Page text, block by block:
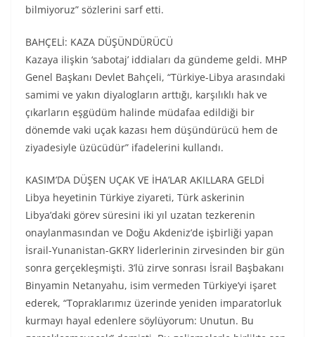
bilmiyoruz” sözlerini sarf etti.
BAHÇELİ: KAZA DÜŞÜNDÜRÜCÜ
Kazaya ilişkin ‘sabotaj’ iddiaları da gündeme geldi. MHP
Genel Başkanı Devlet Bahçeli, “Türkiye-Libya arasındaki
samimi ve yakın diyalogların arttığı, karşılıklı hak ve
çıkarların eşgüdüm halinde müdafaa edildiği bir
dönemde vaki uçak kazası hem düşündürücü hem de
ziyadesiyle üzücüdür” ifadelerini kullandı.
KASIM’DA DÜŞEN UÇAK VE İHA’LAR AKILLARA GELDİ
Libya heyetinin Türkiye ziyareti, Türk askerinin
Libya’daki görev süresini iki yıl uzatan tezkerenin
onaylanmasından ve Doğu Akdeniz’de işbirliği yapan
İsrail-Yunanistan-GKRY liderlerinin zirvesinden bir gün
sonra gerçekleşmişti. 3’lü zirve sonrası İsrail Başbakanı
Binyamin Netanyahu, isim vermeden Türkiye’yi işaret
ederek, “Topraklarımız üzerinde yeniden imparatorluk
kurmayı hayal edenlere söylüyorum: Unutun. Bu